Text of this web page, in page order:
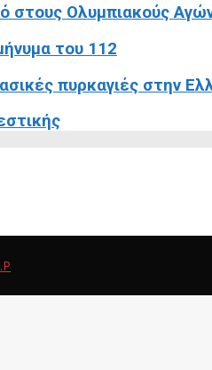
στους Ολυμπιακούς
του 112
πυρκαγιές στην